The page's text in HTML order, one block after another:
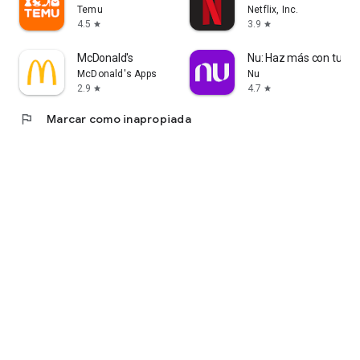
Temu
4.5 star
Netflix, Inc.
3.9 star
McDonald's
McDonald's Apps
2.9 star
Nu: Haz más con tu
Nu
4.7 star
flag Marcar como inapropiada